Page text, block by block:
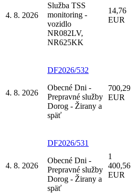
4. 8. 2026
Služba TSS
monitoring -
vozidlo
NR082LV,
NR625KK
14,76
EUR
4. 8. 2026
DF2026/532
Obecné Dni -
Prepravné služby
Dorog - Žirany a
späť
700,29
EUR
4. 8. 2026
DF2026/531
Obecné Dni -
Prepravné služby
Dorog - Žirany a
späť
1
400,56
EUR